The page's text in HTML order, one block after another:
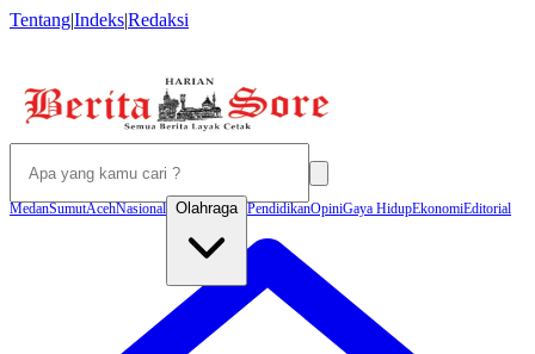
Tentang|Indeks|Redaksi
MedanSumutAcehNasional Olahraga PendidikanOpiniGaya HidupEkonomiEditorial